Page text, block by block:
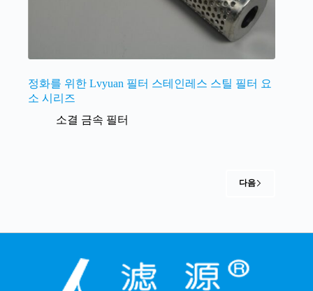
정화를 위한 Lvyuan 필터 스테인레스 스틸 필터 요
소 시리즈
소결 금속 필터
다음